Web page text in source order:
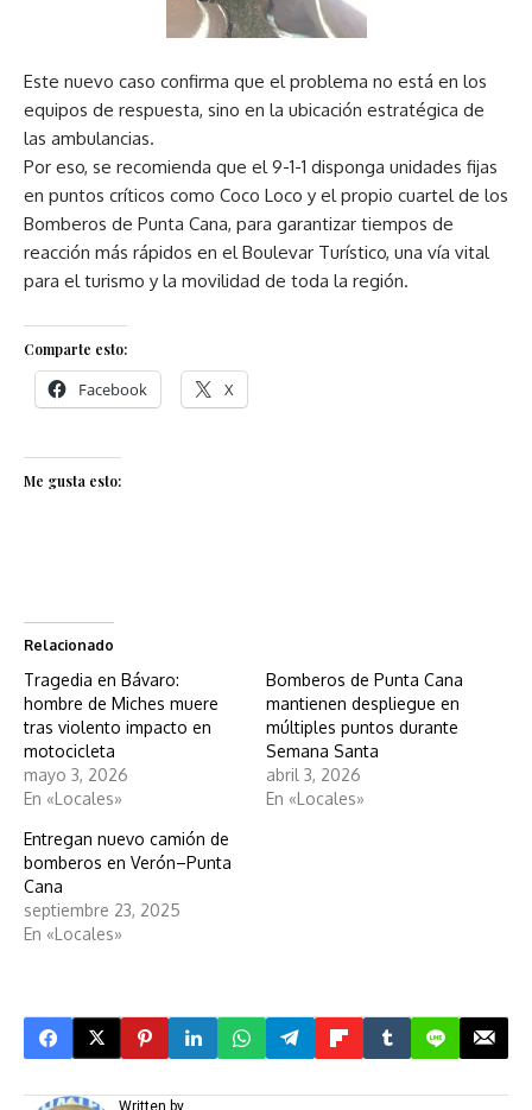
Este nuevo caso confirma que el problema no está en los
equipos de respuesta, sino en la ubicación estratégica de
las ambulancias.
Por eso, se recomienda que el 9-1-1 disponga unidades fijas
en puntos críticos como Coco Loco y el propio cuartel de los
Bomberos de Punta Cana, para garantizar tiempos de
reacción más rápidos en el Boulevar Turístico, una vía vital
para el turismo y la movilidad de toda la región.
Comparte esto:
Facebook X
Me gusta esto:
Relacionado
Tragedia en Bávaro:
hombre de Miches muere
tras violento impacto en
motocicleta
mayo 3, 2026
En «Locales»
Bomberos de Punta Cana
mantienen despliegue en
múltiples puntos durante
Semana Santa
abril 3, 2026
En «Locales»
Entregan nuevo camión de
bomberos en Verón–Punta
Cana
septiembre 23, 2025
En «Locales»
Written by